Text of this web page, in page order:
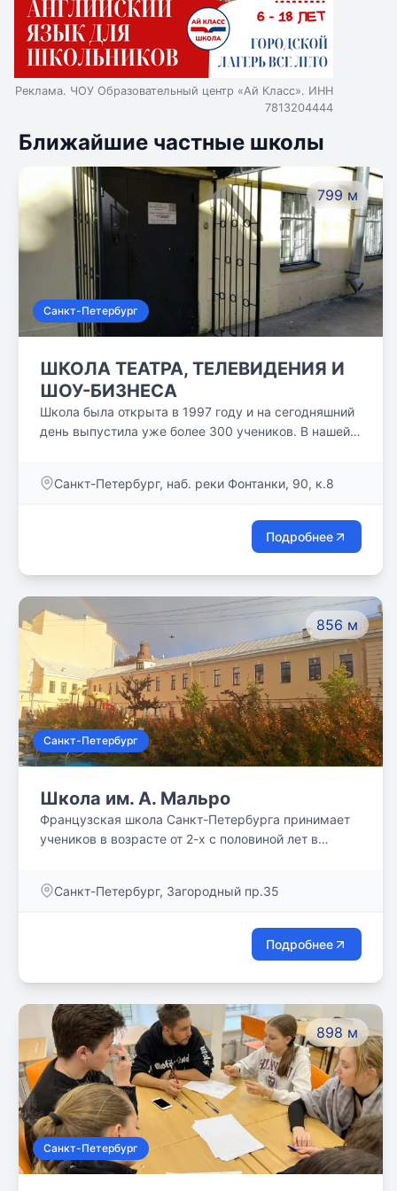
Реклама. ЧОУ Образовательный центр «Ай Класс». ИНН
7813204444
Ближайшие частные школы
799 м
Санкт-Петербург
ШКОЛА ТЕАТРА, ТЕЛЕВИДЕНИЯ И
ШОУ-БИЗНЕСА
Школа была открыта в 1997 году и на сегодняшний
день выпустила уже более 300 учеников. В нашей
подходе к ученику, учитывающая потребности и
обучения, методы арт-педагогики, уникальные
образовательные маршруты обеспечивают высокие
Санкт-Петербург, наб. реки Фонтанки, 90, к.8
Подробнее
856 м
Санкт-Петербург
Школа им. А. Мальро
Французская школа Санкт-Петербурга принимает
учеников в возрасте от 2-х с половиной лет в
Санкт-Петербург, Загородный пр.35
Подробнее
898 м
Санкт-Петербург